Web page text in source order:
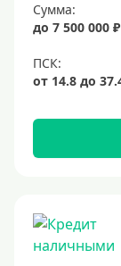
Сумма:
до 7 500 000 ₽